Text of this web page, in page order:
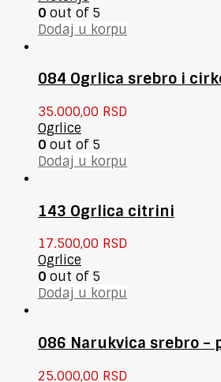
0 out of 5
Dodaj u korpu
084 Ogrlica srebro i
35.000,00 RSD
Ogrlice
0 out of 5
Dodaj u korpu
143 Ogrlica citrini
17.500,00 RSD
Ogrlice
0 out of 5
Dodaj u korpu
086 Narukvica srebro –
25.000,00 RSD